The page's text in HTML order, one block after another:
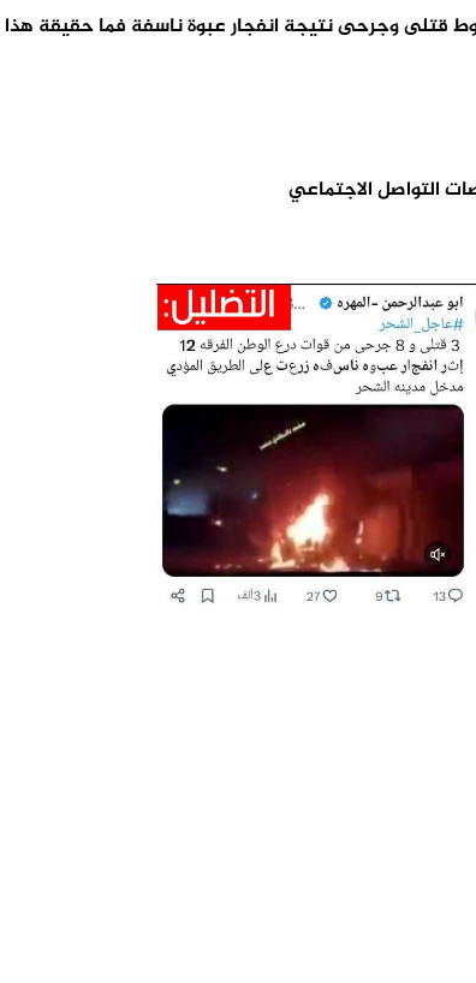
وجرحى نتيجة انفجار عبوة ناسفة فما حقيقة هذا
التواصل الاجتماعي
ا...
أحدهم...
قدي...
في
06 أغسطس 2026
فيديو لنهب أسلحة وذخائر
فيديو زُعم أنه يُظهر دخول
06 أغسطس 2026
فيديو زُعم أنه يُظهر